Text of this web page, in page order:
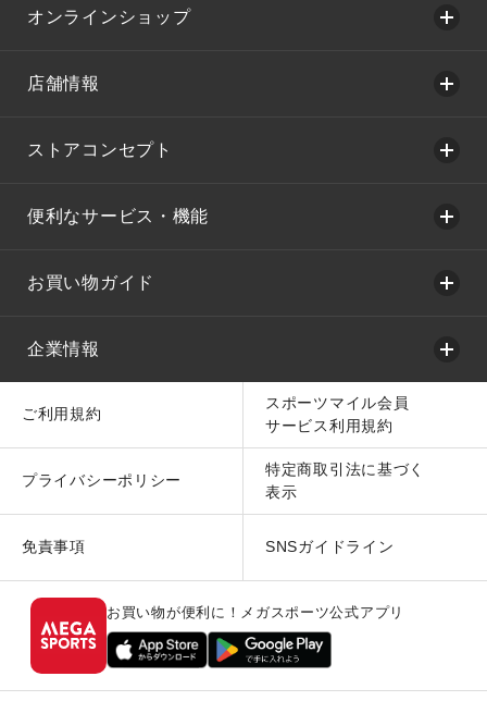
オンラインショップ
店舗情報
ストアコンセプト
便利なサービス・機能
お買い物ガイド
企業情報
ご利用規約
スポーツマイル会員
サービス利用規約
プライバシーポリシー
特定商取引法に基づく
表示
免責事項 SNSガイドライン
お買い物が便利に！メガスポーツ公式アプリ